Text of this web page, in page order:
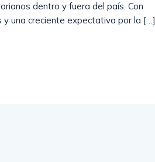
dentro y fuera del país. Con
una creciente expectativa por la […]